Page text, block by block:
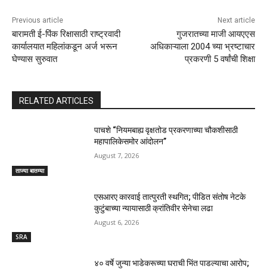
Previous article
बारामती ई-पिंक रिक्षासाठी राष्ट्रवादी
कार्यालयात महिलांकडून अर्ज भरून
घेण्यास सुरुवात
Next article
गुजरातच्या माजी आयएएस
अधिकाऱ्याला 2004 च्या भ्रष्टाचार
प्रकरणी 5 वर्षांची शिक्षा
RELATED ARTICLES
ताज्या बातम्या
पाचशे “नियमबाह्य वृक्षतोड प्रकरणाच्या चौकशीसाठी
महापालिकेसमोर आंदोलन”
August 7, 2026
SRA
एसआरए कारवाई तात्पुरती स्थगित; पीडित संतोष नेटके
कुटुंबाच्या न्यायासाठी क्रांतिवीर सेनेचा लढा
August 6, 2026
४० वर्षे जुन्या भाडेकरूच्या घराची भिंत पाडल्याचा आरोप;